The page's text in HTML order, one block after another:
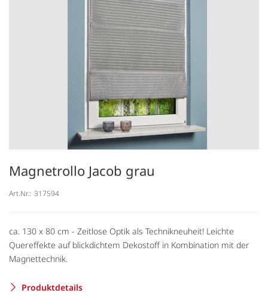
Magnetrollo Jacob grau
Art.Nr.: 317594
ca. 130 x 80 cm - Zeitlose Optik als Technikneuheit! Leichte
Quereffekte auf blickdichtem Dekostoff in Kombination mit der
Magnettechnik.
Produktdetails